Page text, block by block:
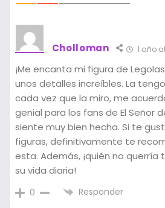
Cholloman 1 año
¡Me encanta mi figura de
unos detalles increíbles. La
cada vez que la miro, me
genial para los fans de El Señor
siente muy bien hecha. Si te
figuras, definitivamente te
esta. Además, ¡quién no querría
su vida diaria!
0 Responder